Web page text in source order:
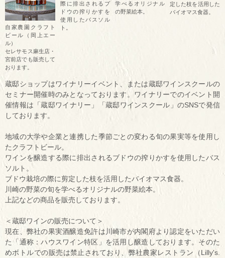
自家農園クラフト
ビール（岡上エー
ル）
セレサモス麻生店・
宮前店でも販売して
おります。
際に排出されるブ
ドウの搾りかすを
使用したバスソル
ト。
学べるオリジナル
の野菜絵本。
定した枝を活用した
バイオマス食器。
蔵邸ショップはワイナリーイベント、または蔵邸ワインスクールの
セミナー開催時のみとなっております。ワイナリーでのイベント開
催情報は「蔵邸ワイナリー」「蔵邸ワインスクール」のSNSで発信
しております。
地域の大学や企業と連携した季節ごとの変わる旬の果実等を使用し
たクラフトビール。
ワインを醸造する際に排出されるブドウの搾りかすを使用したバス
ソルト。
ブドウ栽培の際に剪定した枝を活用したバイオマス食器。
川崎の野菜の旬を学べるオリジナルの野菜絵本。
上記などの商品を販売しております。
＜蔵邸ワインの販売について＞
現在、弊社の果実酒醸造免許は川崎市が内閣府より認定をいただい
た「通称：ハウスワイン特区」を活用し醸造しております。そのた
めボトルでの販売は禁止されており、弊社農家レストラン（Lilly's.